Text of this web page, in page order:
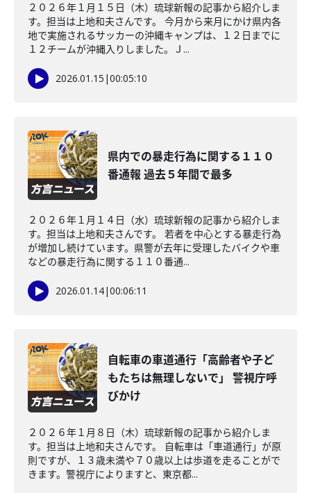
２０２６年１月１５日（木）琉球新報の記事から紹介しま
す。担当は上地和夫さんです。 今月から来月にかけ県内各
地で実施されるサッカーの沖縄キャンプは、１２日までに
１２チームが沖縄入りしました。Ｊ...
2026.01.15 |00:05:10
県内での暴走行為に関する１１０
番通報 過去５年間で最多
２０２６年１月１４日（水）琉球新報の記事から紹介しま
す。担当は上地和夫さんです。 若者を中心とする暴走行為
が増加し続けています。県警が去年に受理したバイクや車
などの暴走行為に関する１１０番通...
2026.01.14|00:06:11
自転車の車道通行「高齢者や子ど
もたちは無理しないで」 警視庁呼
びかけ
２０２６年１月８日（木）琉球新報の記事から紹介しま
す。担当は上地和夫さんです。 自転車は「車道通行」が原
則ですが、１３歳未満や７０歳以上は歩道を走ることがで
きます。警視庁によりますと、東京都...